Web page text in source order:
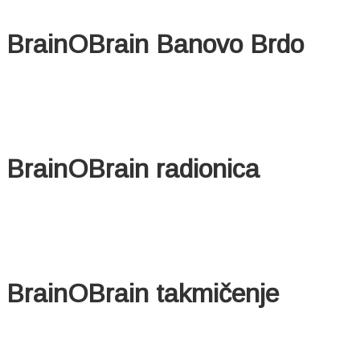
BrainOBrain Banovo Brdo
BrainOBrain radionica
BrainOBrain takmičenje